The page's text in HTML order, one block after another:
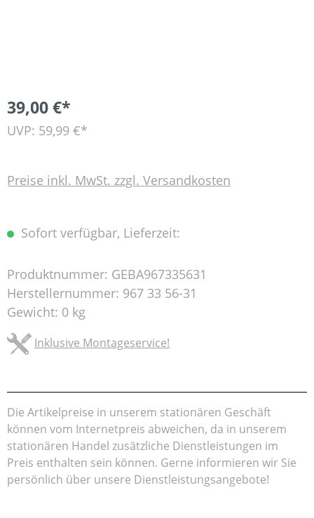
39,00 €*
UVP: 59,99 €*
Preise inkl. MwSt. zzgl. Versandkosten
Sofort verfügbar, Lieferzeit:
Produktnummer: GEBA967335631
Herstellernummer: 967 33 56-31
Gewicht: 0 kg
Inklusive Montageservice!
Die Artikelpreise in unserem stationären Geschäft
können vom Internetpreis abweichen, da in unserem
stationären Handel zusätzliche Dienstleistungen im
Preis enthalten sein können. Gerne informieren wir Sie
persönlich über unsere Dienstleistungsangebote!